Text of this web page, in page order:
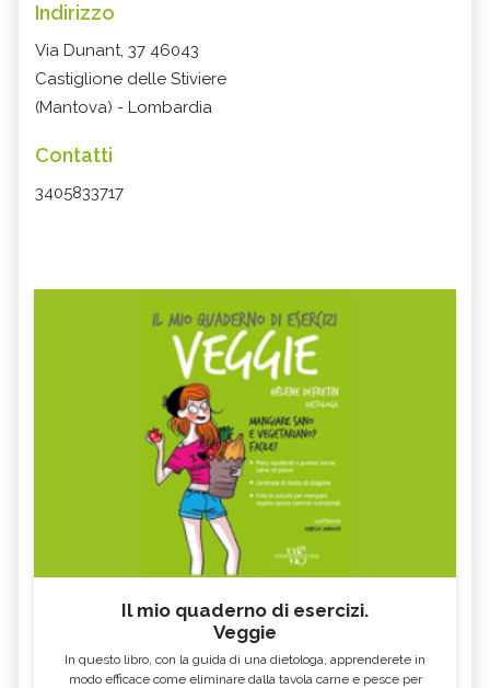
Indirizzo
Via Dunant, 37 46043
Castiglione delle Stiviere
(Mantova) - Lombardia
Contatti
3405833717
Il mio quaderno di esercizi.
Veggie
In questo libro, con la guida di una dietologa, apprenderete in
modo efficace come eliminare dalla tavola carne e pesce per